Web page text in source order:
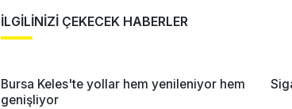
İLGİLİNİZİ ÇEKECEK HABERLER
Bursa Keles'te yollar hem yenileniyor hem
genişliyor